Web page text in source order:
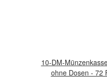
10-DM-
ohne Dosen - 72